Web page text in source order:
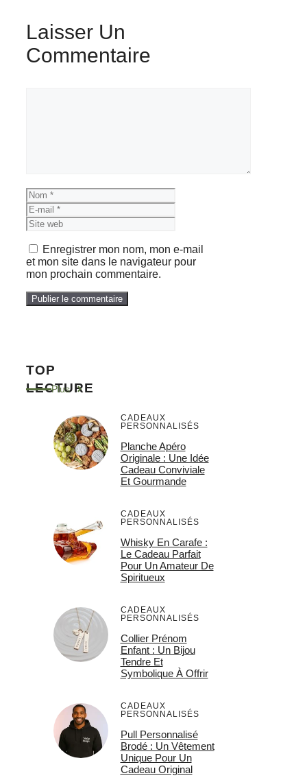
Laisser Un
Commentaire
Nom
mail
web
Enregistrer mon nom, mon e-mail
et mon site dans le navigateur pour
mon prochain commentaire.
TOP
LECTURE
Plus
CADEAUX
PERSONNALISÉS
Planche Apéro
Originale : Une Idée
Cadeau Conviviale
Et Gourmande
CADEAUX
PERSONNALISÉS
Whisky En Carafe :
Le Cadeau Parfait
Pour Un Amateur De
Spiritueux
CADEAUX
PERSONNALISÉS
Collier Prénom
Enfant : Un Bijou
Tendre Et
Symbolique À Offrir
CADEAUX
PERSONNALISÉS
Pull Personnalisé
Brodé : Un Vêtement
Unique Pour Un
Cadeau Original